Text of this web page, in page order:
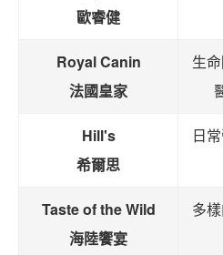
歐睿健
Royal Canin
法國皇家
生
Hill's
希爾思
日
Taste of the Wild
海陸饗宴
多